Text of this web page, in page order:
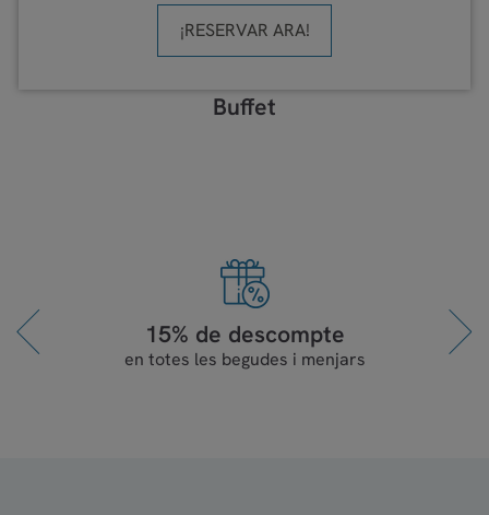
¡RESERVAR ARA!
Buffet
Buffet
15% de descompte
en totes les begudes i menjars